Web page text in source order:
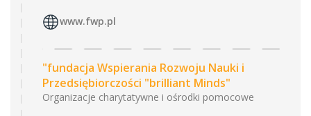
www.fwp.pl
"fundacja Wspierania Rozwoju Nauki i
Przedsiębiorczości "brilliant Minds"
Organizacje charytatywne i ośrodki pomocowe